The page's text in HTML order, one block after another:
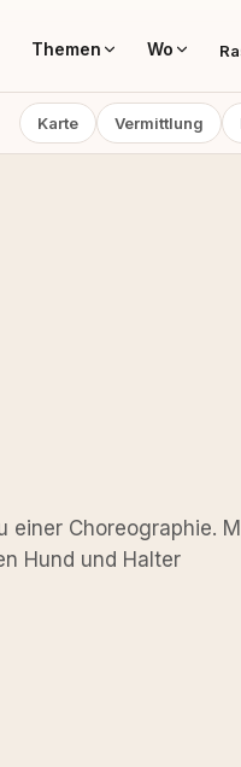
Themen Wo
Karte Vermittlung
einer Choreographie.
Hund und Halter